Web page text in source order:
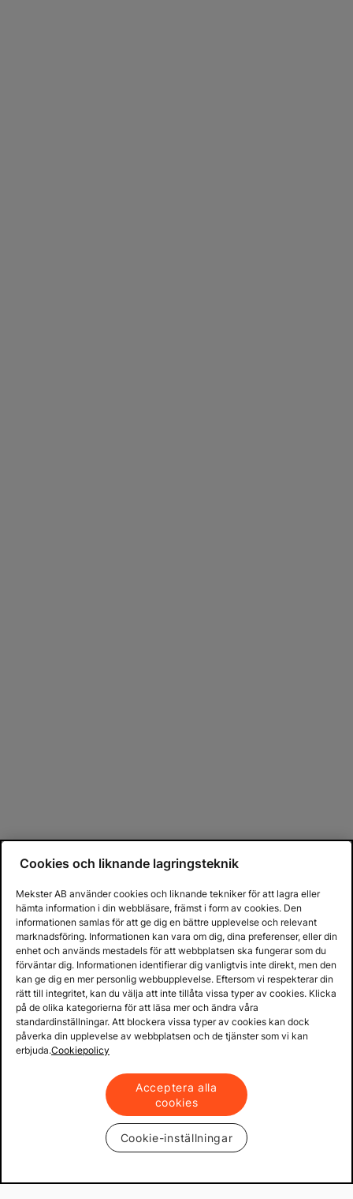
Cookies och liknande lagringsteknik
Mekster AB använder cookies och liknande tekniker för att lagra eller
hämta information i din webbläsare, främst i form av cookies. Den
informationen samlas för att ge dig en bättre upplevelse och relevant
marknadsföring. Informationen kan vara om dig, dina preferenser, eller din
enhet och används mestadels för att webbplatsen ska fungerar som du
förväntar dig. Informationen identifierar dig vanligtvis inte direkt, men den
kan ge dig en mer personlig webbupplevelse. Eftersom vi respekterar din
rätt till integritet, kan du välja att inte tillåta vissa typer av cookies. Klicka
på de olika kategorierna för att läsa mer och ändra våra
standardinställningar. Att blockera vissa typer av cookies kan dock
påverka din upplevelse av webbplatsen och de tjänster som vi kan
erbjuda.Cookiepolicy
Acceptera alla
cookies
Cookie-inställningar